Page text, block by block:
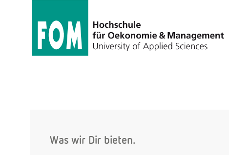
Was wir Dir bieten.